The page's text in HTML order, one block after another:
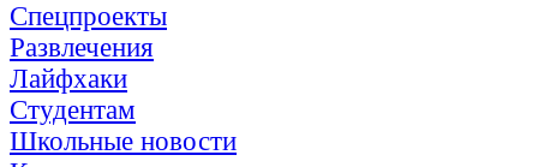
Спецпроекты
Развлечения
Лайфхаки
Студентам
Школьные новости